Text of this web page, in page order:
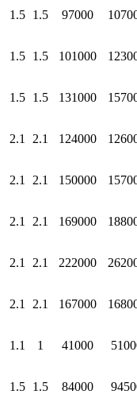
1.5 1.5 97000
1.5 1.5 101000
1.5 1.5 131000
2.1 2.1 124000
2.1 2.1 150000
2.1 2.1 169000
2.1 2.1 222000
2.1 2.1 167000
1.1 1 41000
1.5 1.5 84000